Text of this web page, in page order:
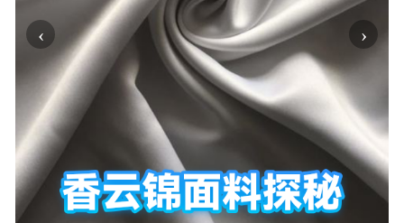
‹ ›